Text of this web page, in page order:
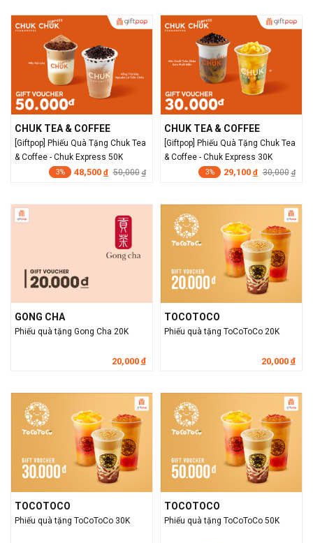
CHUK TEA & COFFEE
[Giftpop] Phiếu Quà Tặng Chuk Tea
& Coffee - Chuk Express 50K
3% 48,500 đ 50,000 đ
CHUK TEA & COFFEE
[Giftpop] Phiếu Quà Tặng Chuk Tea
& Coffee - Chuk Express 30K
3% 29,100 đ 30,000 đ
GONG CHA
Phiếu quà tặng Gong Cha 20K
20,000 đ
TOCOTOCO
Phiếu quà tặng ToCoToCo 20K
20,000 đ
TOCOTOCO
Phiếu quà tặng ToCoToCo 30K
TOCOTOCO
Phiếu quà tặng ToCoToCo 50K